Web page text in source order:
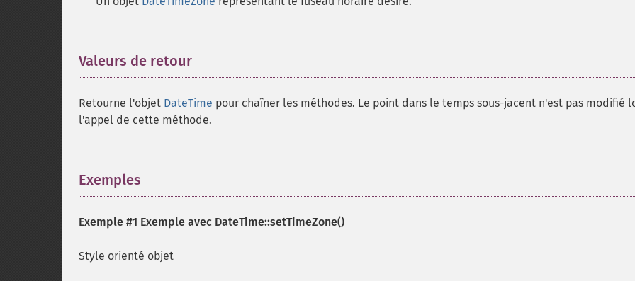
Valeurs de retour
Retourne l'objet DateTime pour chaîner les méthodes. Le point dans le temps sous-jacent n'est pas modifié
l'appel de cette méthode.
Exemples
Exemple #1 Exemple avec DateTime::setTimeZone()
Style orienté objet